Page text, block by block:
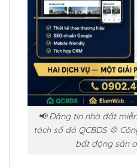
📢 Đăng tin nhà đất
tách sổ đỏ QCBDS 💠
bất động sản